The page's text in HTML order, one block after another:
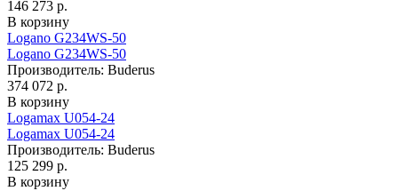
146 273 р.
В корзину
Logano G234WS-50
Logano G234WS-50
Производитель: Buderus
374 072 р.
В корзину
Logamax U054-24
Logamax U054-24
Производитель: Buderus
125 299 р.
В корзину